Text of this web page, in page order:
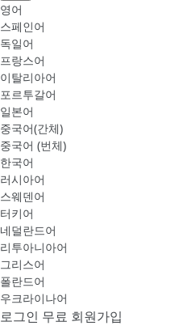
영어
스페인어
독일어
프랑스어
이탈리아어
포르투갈어
일본어
중국어(간체)
중국어 (번체)
한국어
러시아어
스웨덴어
터키어
네덜란드어
리투아니아어
그리스어
폴란드어
우크라이나어
로그인 무료 회원가입